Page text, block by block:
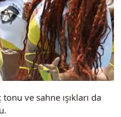
ve sahne ışıkları da